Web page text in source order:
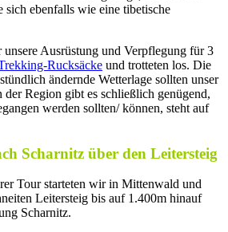
sich ebenfalls wie eine tibetische
Ausrüstung und Verpflegung für 3
Rucksäcke und trotteten los. Die
ändernde Wetterlage sollten unser
der Region gibt es schließlich genügend,
werden sollten/ können, steht auf
Scharnitz über den Leitersteig
Tour starteten wir in Mittenwald und
Leitersteig bis auf 1.400m hinauf
Scharnitz.